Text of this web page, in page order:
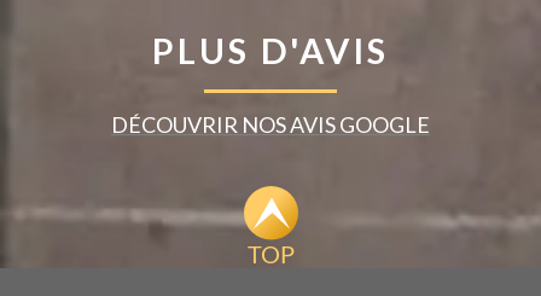
PLUS D'AVIS
DÉCOUVRIR NOS AVIS GOOGLE